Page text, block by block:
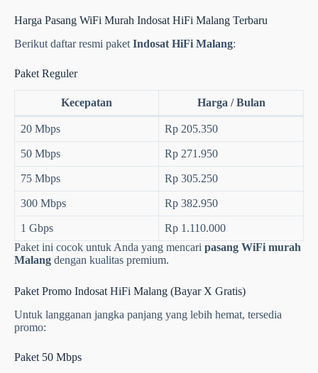
Harga Pasang WiFi Murah Indosat HiFi Malang Terbaru
Berikut daftar resmi paket Indosat HiFi Malang:
Paket Reguler
Kecepatan Harga / Bulan
20 Mbps Rp 205.350
50 Mbps Rp 271.950
75 Mbps Rp 305.250
300 Mbps Rp 382.950
1 Gbps
Rp 1.110.000
Paket ini cocok untuk Anda yang mencari pasang WiFi murah
Malang dengan kualitas premium.
Paket Promo Indosat HiFi Malang (Bayar X Gratis)
Untuk langganan jangka panjang yang lebih hemat, tersedia
promo:
Paket 50 Mbps